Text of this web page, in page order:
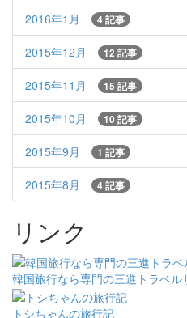
2016年1月 4 記事
2015年12月 12 記事
2015年11月 15 記事
2015年10月 10 記事
2015年9月 1 記事
2015年8月 4 記事
リンク
韓国旅行なら専門の三進トラベル
トシちゃんの旅行記